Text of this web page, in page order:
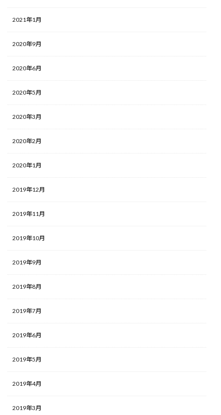
2021年1月
2020年9月
2020年6月
2020年5月
2020年3月
2020年2月
2020年1月
2019年12月
2019年11月
2019年10月
2019年9月
2019年8月
2019年7月
2019年6月
2019年5月
2019年4月
2019年3月